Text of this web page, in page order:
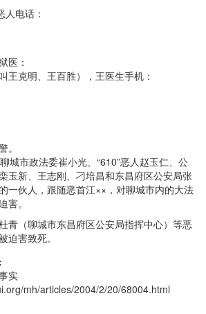
电话：
医：
王克明、王百胜），王医生手机：
城市政法委崔小光、“610”恶人赵玉仁、公
玉新、王志刚、刁培昌和东昌府区公安局张
一伙人，跟随恶首江××，对聊城市内的大法
害。
青（聊城市东昌府区公安局指挥中心）等恶
迫害致死。
实
mh/articles/2004/2/20/68004.html